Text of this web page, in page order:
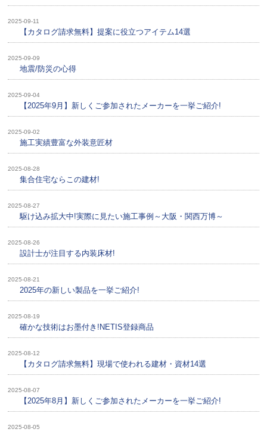
2025-09-11
【カタログ請求無料】提案に役立つアイテム14選
2025-09-09
地震/防災の心得
2025-09-04
【2025年9月】新しくご参加されたメーカーを一挙ご紹介!
2025-09-02
施工実績豊富な外装意匠材
2025-08-28
集合住宅ならこの建材!
2025-08-27
駆け込み拡大中!実際に見たい施工事例～大阪・関西万博～
2025-08-26
設計士が注目する内装床材!
2025-08-21
2025年の新しい製品を一挙ご紹介!
2025-08-19
確かな技術はお墨付き!NETIS登録商品
2025-08-12
【カタログ請求無料】現場で使われる建材・資材14選
2025-08-07
【2025年8月】新しくご参加されたメーカーを一挙ご紹介!
2025-08-05